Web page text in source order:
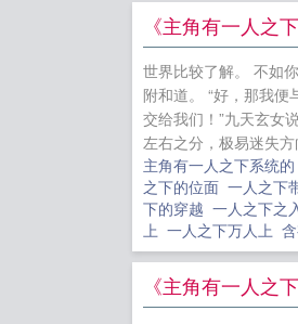
《主角有一人之
世界比较了解。 不如
附和道。 “好，那我
交给我们！”九天玄女
左右之分，极易迷失
主角有一人之下系统的
之下的位面 一人之下
下的穿越 一人之下之
上 一人之下万人上
《主角有一人之